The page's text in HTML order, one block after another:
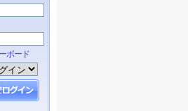
ボード